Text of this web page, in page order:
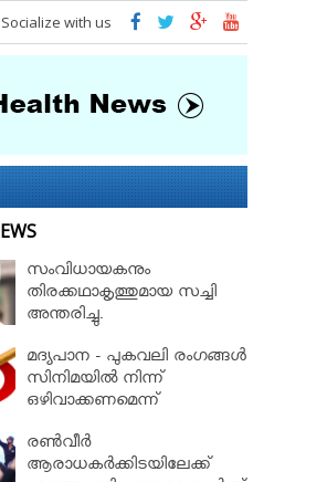
Socialize with us
സംവിധായകനും
തിരക്കഥാകൃത്തുമായ സച്ചി
അന്തരിച്ചു.
മദ്യപാന - പുകവലി രംഗങ്ങള്‍
സിനിമയില്‍ നിന്ന്
ഒഴിവാക്കണമെന്ന്
രണ്‍വീര്‍
ആരാധകര്‍ക്കിടയിലേക്ക്